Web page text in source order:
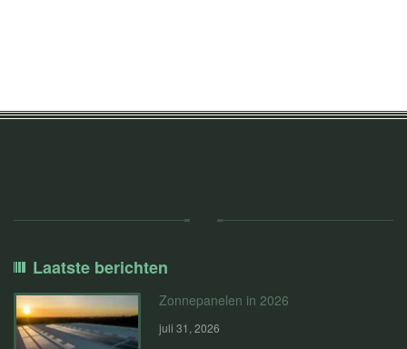
Laatste berichten
Zonnepanelen in 2026
juli 31, 2026